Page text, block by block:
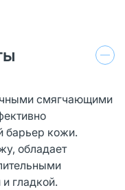
смягчающими
барьер кожи.
обладает
гладкой.